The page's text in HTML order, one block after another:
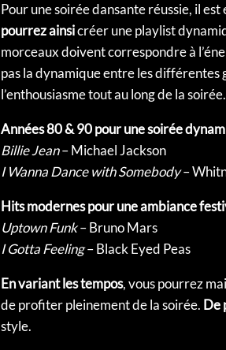
Pour une soirée dansante réussie, il
pourrez ainsicréer une playlist
morceaux doivent correspondre à
pas la dynamique entre les différentes
l’enthousiasme tout au long de la soirée.
Années 80 & 90 pour une soirée
Billie Jean– Michael Jackson
I Wanna Dance with Somebody–
Hits modernes pour une ambiance
Uptown Funk– Bruno Mars
I Gotta Feeling– Black Eyed Peas
En variant les tempos, vous pourrez
de profiter pleinement de la soirée. De
style.